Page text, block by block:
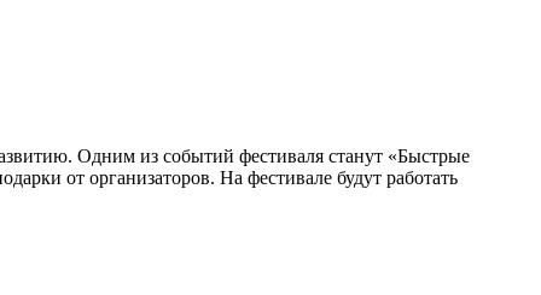
Одним из событий фестиваля станут «Быстрые
от организаторов. На фестивале будут работать